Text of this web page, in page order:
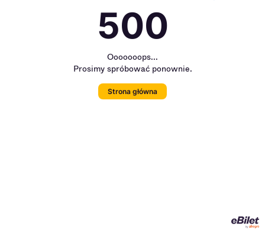
500
Ooooooops...
Prosimy spróbować ponownie.
Strona główna